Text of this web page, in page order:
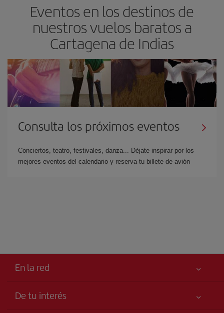
Eventos en los destinos de
nuestros vuelos baratos a
Cartagena de Indias
Consulta los próximos eventos
Conciertos, teatro, festivales, danza... Déjate inspirar por los
mejores eventos del calendario y reserva tu billete de avión
En la red
De tu interés